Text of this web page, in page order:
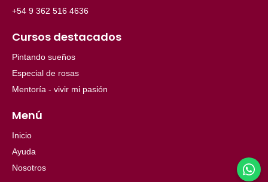
+54 9 362 516 4636
Cursos destacados
Pintando sueños
Especial de rosas
Mentoría - vivir mi pasión
Menú
Inicio
Ayuda
Nosotros